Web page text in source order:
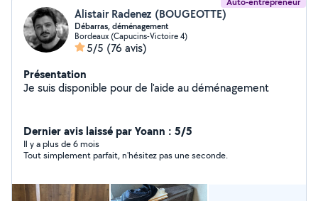
Alistair Radenez (BOUGEOTTE)
Débarras, déménagement
Bordeaux (Capucins-Victoire 4)
5/5 (76 avis)
Présentation
Je suis disponible pour de l'aide au déménagement
Dernier avis laissé par Yoann : 5/5
Il y a plus de 6 mois
Tout simplement parfait, n'hésitez pas une seconde.